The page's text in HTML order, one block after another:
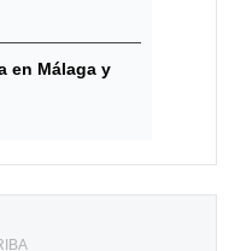
en Málaga y